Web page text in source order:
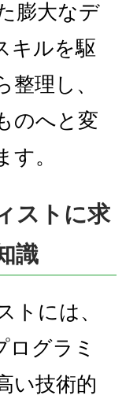
膨大なデ
キルを駆
理し、
のへと変
す。
ストに求
識
トには、
ログラミ
い技術的